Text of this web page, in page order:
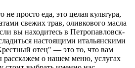
просто еда, это целая культура,
свежих трав, оливкового масла
вы находитесь в Петропавловск-
настоящими итальянскими
отец" — это то, что вам
расскажем о нашем меню, услугах